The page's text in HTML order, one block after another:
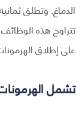
الدماغ. وتطلق
تتراوح هذه الوظائف
على إطلاق
تشمل